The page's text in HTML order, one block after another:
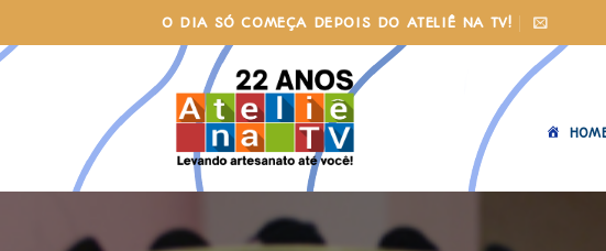
to
content
O DIA SÓ COMEÇA DEPOIS DO ATELIÊ NA TV!